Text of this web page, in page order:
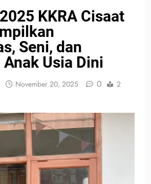
KKRA Cisaat
Seni, dan
Usia Dini
November 20, 2025 0
2